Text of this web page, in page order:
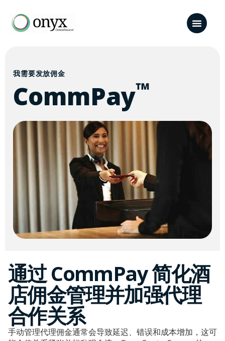
我需要发放佣金
CommPay™
通过 CommPay 简化酒
店佣金管理并加强代理
合作关系
手动管理代理佣金通常会导致延迟、错误和成本增加，这可